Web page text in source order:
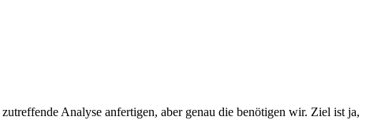
Analyse anfertigen, aber genau die benötigen wir. Ziel ist ja,